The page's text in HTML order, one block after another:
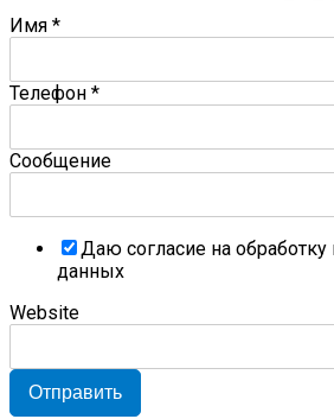
Имя *
Телефон *
Сообщение
Даю согласие на
данных
Website
Отправить